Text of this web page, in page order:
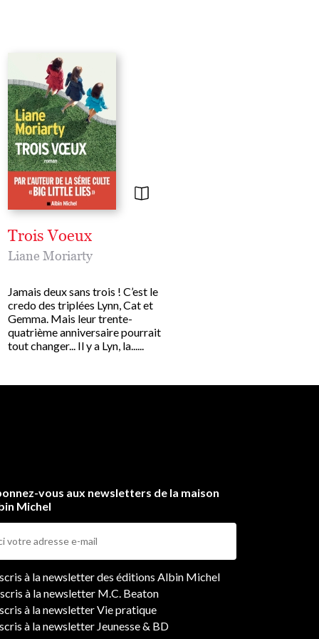
Trois Voeux
Liane Moriarty
Jamais deux sans trois ! C’est le
credo des triplées Lynn, Cat et
Gemma. Mais leur trente-
quatrième anniversaire pourrait
tout changer... Il y a Lyn, la......
vous aux newsletters de la maison
Michel
à la newsletter des éditions Albin Michel
à la newsletter M.C. Beaton
à la newsletter Vie pratique
à la newsletter Jeunesse & BD